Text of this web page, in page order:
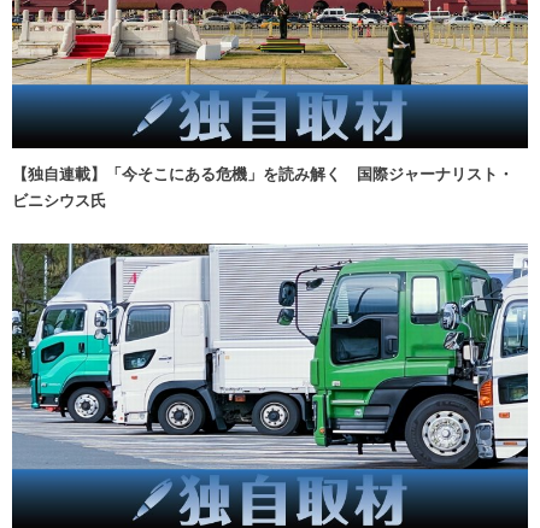
【独自連載】「今そこにある危機」を読み解く 国際ジャーナリスト・
ビニシウス氏